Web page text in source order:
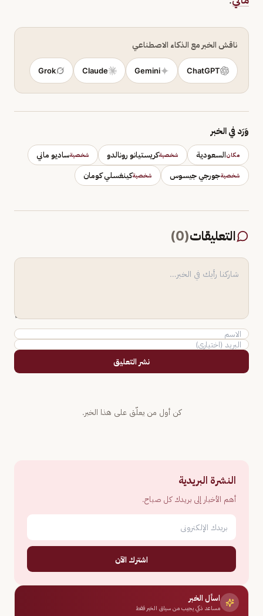
ناقش الخبر مع الذكاء الاصطناعي
ChatGPT
Gemini
Claude
Grok
وَرَد في الخبر
مكانالسعودية شخصيةكريستيانو رونالدو شخصيةساديو ماني
شخصيةجورجي جيسوس شخصيةكينغسلي كومان
التعليقات(
0
)
نشر التعليق
كن أول من يعلّق على هذا الخبر.
النشرة البريدية
أهم الأخبار إلى بريدك كل صباح.
اشترك الآن
اسأل الخبر
مساعد ذكي يجيب من سياق الخبر فقط